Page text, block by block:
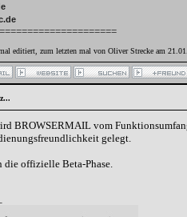
editiert, zum letzten mal von Oliver Strecke am
BROWSERMAIL vom
gelegt.
die offizielle Beta-Phase.